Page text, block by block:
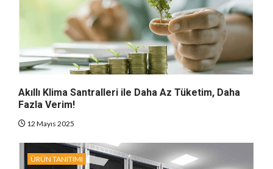
Akıllı Klima Santralleri ile Daha Az Tüketim, Daha
Fazla Verim!
12 Mayıs 2025
ÜRÜN TANITIMI